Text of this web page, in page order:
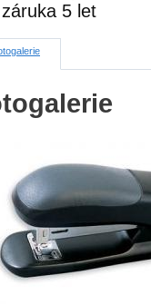
5 let